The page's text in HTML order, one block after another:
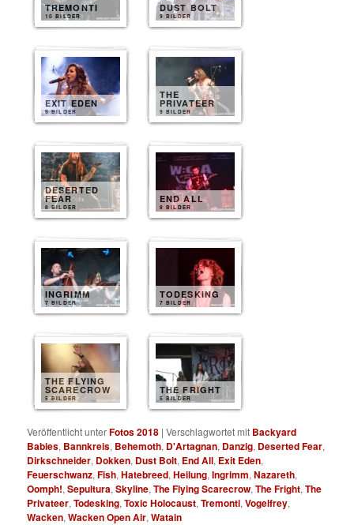
TREMONTI
10 BILDER
DUST BOLT
9 BILDER
EXIT EDEN
9 BILDER
THE
PRIVATEER
9 BILDER
DESERTED
FEAR
8 BILDER
END ALL
8 BILDER
INGRIMM
7 BILDER
TODESKING
7 BILDER
THE FLYING
SCARECROW
5 BILDER
THE FRIGHT
5 BILDER
Veröffentlicht unterFotos 2018 |Verschlagwortet mit Backyard
Babies, Bannkreis, Behemoth, D'Artagnan, Danzig, Deserted Fear,
Dirkschneider, Dokken, Dust Bolt, End All, Exit Eden,
Feuerschwanz,Fish,Hatebreed,Heilung,Ingrimm,Nazareth,
Oomph!,Sepultura,Skyline,The Flying Scarecrow,The Fright,The
Privateer,Todesking,Toxic Holocaust,Tremonti,Vogelfrey,
Wacken,Wacken Open Air,Watain